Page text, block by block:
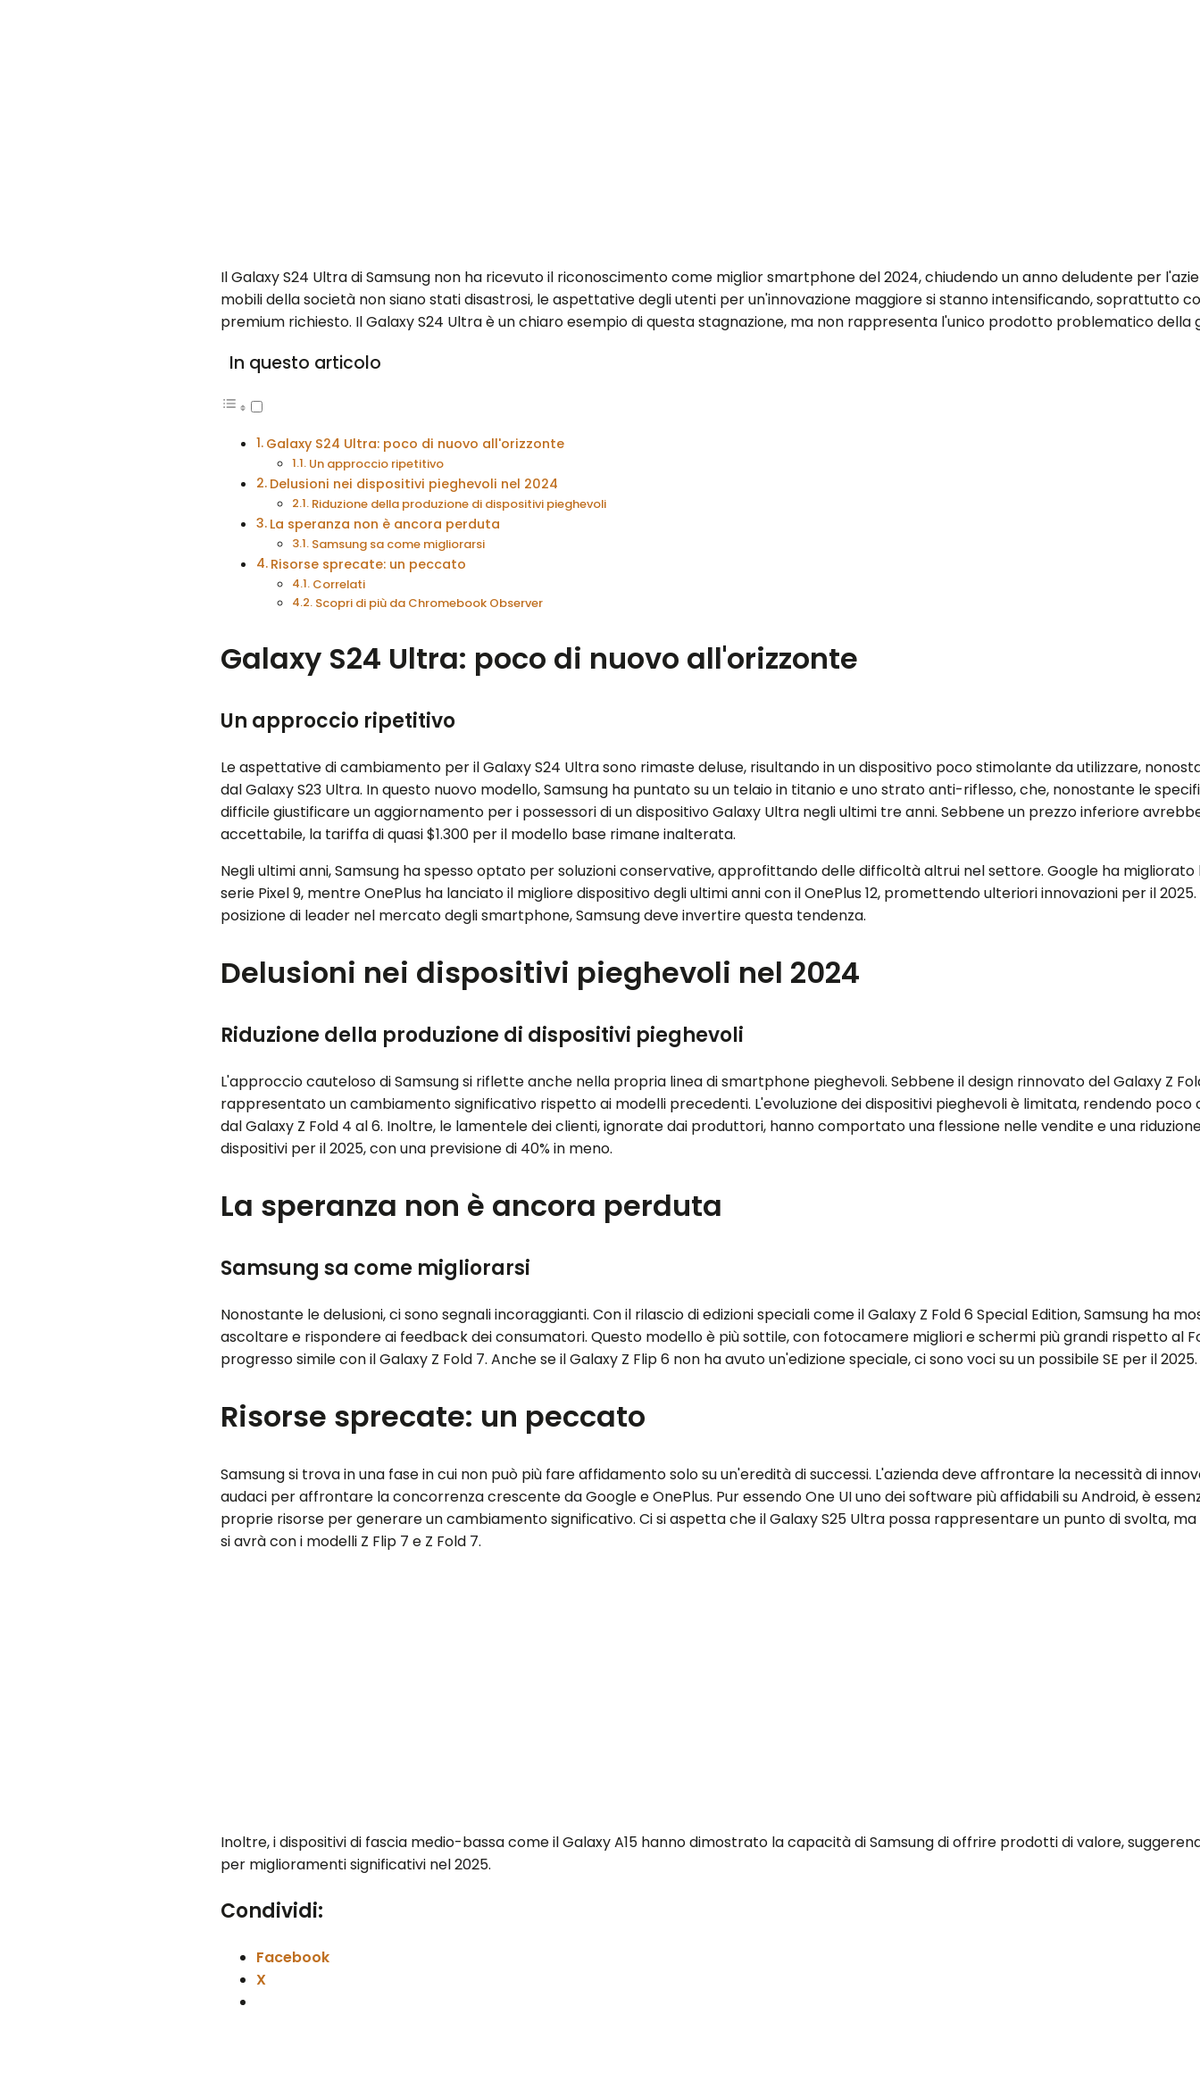
Il Galaxy S24 Ultra di Samsung non ha ricevuto il riconoscimento come miglior smartphone del 2024, chiudendo un anno deludente per
mobili della società non siano stati disastrosi, le aspettative degli utenti per un'innovazione maggiore si stanno intensificando, soprattutto
premium richiesto. Il Galaxy S24 Ultra è un chiaro esempio di questa stagnazione, ma non rappresenta l'unico prodotto problematico della
In questo articolo
Galaxy S24 Ultra: poco di nuovo all'orizzonte
Un approccio ripetitivo
Delusioni nei dispositivi pieghevoli nel 2024
Riduzione della produzione di dispositivi pieghevoli
La speranza non è ancora perduta
Samsung sa come migliorarsi
Risorse sprecate: un peccato
Correlati
Scopri di più da Chromebook Observer
Galaxy S24 Ultra: poco di nuovo all'orizzonte
Un approccio ripetitivo
Le aspettative di cambiamento per il Galaxy S24 Ultra sono rimaste deluse, risultando in un dispositivo poco stimolante da utilizzare,
dal Galaxy S23 Ultra. In questo nuovo modello, Samsung ha puntato su un telaio in titanio e uno strato anti-riflesso, che, nonostante le
difficile giustificare un aggiornamento per i possessori di un dispositivo Galaxy Ultra negli ultimi tre anni. Sebbene un prezzo inferiore
accettabile, la tariffa di quasi $1.300 per il modello base rimane inalterata.
Negli ultimi anni, Samsung ha spesso optato per soluzioni conservative, approfittando delle difficoltà altrui nel settore. Google ha
serie Pixel 9, mentre OnePlus ha lanciato il migliore dispositivo degli ultimi anni con il OnePlus 12, promettendo ulteriori innovazioni per il
posizione di leader nel mercato degli smartphone, Samsung deve invertire questa tendenza.
Delusioni nei dispositivi pieghevoli nel 2024
Riduzione della produzione di dispositivi pieghevoli
L'approccio cauteloso di Samsung si riflette anche nella propria linea di smartphone pieghevoli. Sebbene il design rinnovato del Galaxy Z
rappresentato un cambiamento significativo rispetto ai modelli precedenti. L'evoluzione dei dispositivi pieghevoli è limitata, rendendo poco
dal Galaxy Z Fold 4 al 6. Inoltre, le lamentele dei clienti, ignorate dai produttori, hanno comportato una flessione nelle vendite e una
dispositivi per il 2025, con una previsione di 40% in meno.
La speranza non è ancora perduta
Samsung sa come migliorarsi
Nonostante le delusioni, ci sono segnali incoraggianti. Con il rilascio di edizioni speciali come il Galaxy Z Fold 6 Special Edition, Samsung ha
ascoltare e rispondere ai feedback dei consumatori. Questo modello è più sottile, con fotocamere migliori e schermi più grandi rispetto al
progresso simile con il Galaxy Z Fold 7. Anche se il Galaxy Z Flip 6 non ha avuto un'edizione speciale, ci sono voci su un possibile SE per il 2025.
Risorse sprecate: un peccato
Samsung si trova in una fase in cui non può più fare affidamento solo su un'eredità di successi. L'azienda deve affrontare la necessità di
audaci per affrontare la concorrenza crescente da Google e OnePlus. Pur essendo One UI uno dei software più affidabili su Android, è
proprie risorse per generare un cambiamento significativo. Ci si aspetta che il Galaxy S25 Ultra possa rappresentare un punto di svolta,
si avrà con i modelli Z Flip 7 e Z Fold 7.
Inoltre, i dispositivi di fascia medio-bassa come il Galaxy A15 hanno dimostrato la capacità di Samsung di offrire prodotti di valore,
per miglioramenti significativi nel 2025.
Condividi:
Facebook
X